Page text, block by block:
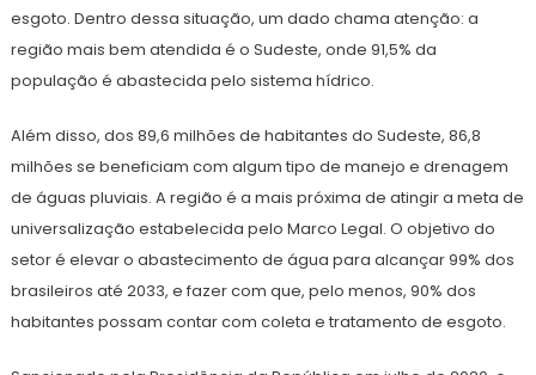
esgoto. Dentro dessa situação, um dado chama atenção: a
região mais bem atendida é o Sudeste, onde 91,5% da
população é abastecida pelo sistema hídrico.
Além disso, dos 89,6 milhões de habitantes do Sudeste, 86,8
milhões se beneficiam com algum tipo de manejo e drenagem
de águas pluviais. A região é a mais próxima de atingir a meta de
universalização estabelecida pelo Marco Legal. O objetivo do
setor é elevar o abastecimento de água para alcançar 99% dos
brasileiros até 2033, e fazer com que, pelo menos, 90% dos
habitantes possam contar com coleta e tratamento de esgoto.